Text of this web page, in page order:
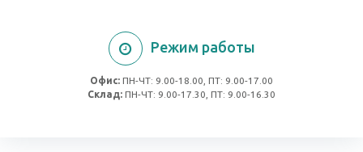
Режим работы
Офис: ПН-ЧТ: 9.00-18.00, ПТ: 9.00-17.00
Cклад: ПН-ЧТ: 9.00-17.30, ПТ: 9.00-16.30